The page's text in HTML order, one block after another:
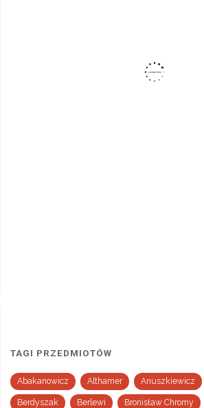
TAGI PRZEDMIOTÓW
Abakanowicz Althamer Anuszkiewicz
Berdyszak Berlewi Bronisław Chromy